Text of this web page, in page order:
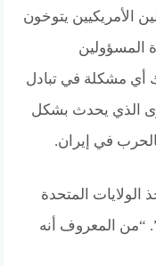
الأمريكيين يتوخون
المسؤولين
أي مشكلة في تبادل
الذي يحدث بشكل
في إيران.
الولايات المتحدة
“من المعروف أنه